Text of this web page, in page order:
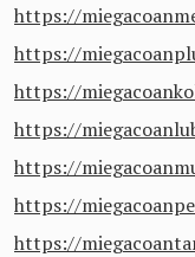
https://
https://
https://
https://
https://
https://
https://